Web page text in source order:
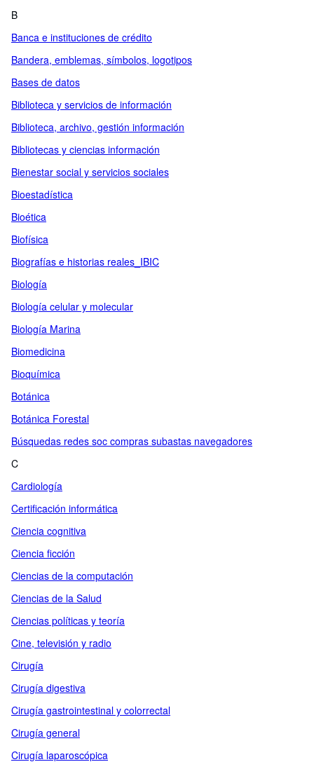
B
Banca e instituciones de crédito
Bandera, emblemas, símbolos, logotipos
Bases de datos
Biblioteca y servicios de información
Biblioteca, archivo, gestión información
Bibliotecas y ciencias información
Bienestar social y servicios sociales
Bioestadística
Bioética
Biofísica
Biografías e historias reales_IBIC
Biología
Biología celular y molecular
Biología Marina
Biomedicina
Bioquímica
Botánica
Botánica Forestal
Búsquedas redes soc compras subastas navegadores
C
Cardiología
Certificación informática
Ciencia cognitiva
Ciencia ficción
Ciencias de la computación
Ciencias de la Salud
Ciencias políticas y teoría
Cine, televisión y radio
Cirugía
Cirugía digestiva
Cirugía gastrointestinal y colorrectal
Cirugía general
Cirugía laparoscópica